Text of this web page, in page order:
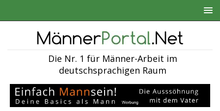
Die Nr. 1 für Männer-Arbeit im
deutschsprachigen Raum